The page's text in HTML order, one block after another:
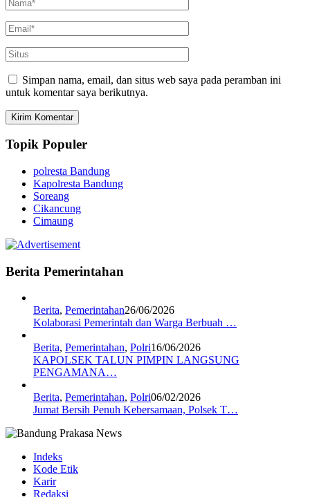
Simpan nama, email, dan situs web saya pada peramban ini
untuk komentar saya berikutnya.
Topik Populer
polresta Bandung
Kapolresta Bandung
Soreang
Cikancung
Cimaung
Berita Pemerintahan
Berita, Pemerintahan26/06/2026
Kolaborasi Pemerintah dan Warga Berbuah …
Berita, Pemerintahan, Polri16/06/2026
KAPOLSEK TALUN PIMPIN LANGSUNG
PENGAMANA…
Berita, Pemerintahan, Polri06/02/2026
Jumat Bersih Penuh Kebersamaan, Polsek T…
Indeks
Kode Etik
Karir
Redaksi